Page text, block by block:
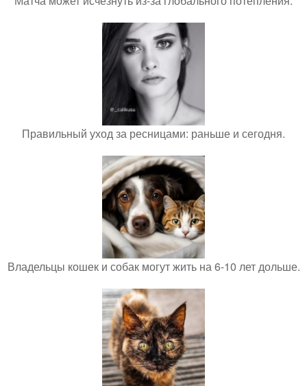
Правильный уход за ресницами: раньше и сегодня.
Владельцы кошек и собак могут жить на 6-10 лет дольше.